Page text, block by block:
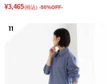
¥3,465(税込) -50%OFF-
11